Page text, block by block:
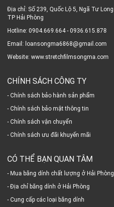
Địa chỉ: Số 239, Quốc Lộ 5, Ngã Tư
TP Hải Phòng
Hotline: 0904.669.664 - 0936.615.878
Email: loansongma6868@gmail.com
Website: www.stretchfilmsongma.com
CHÍNH SÁCH CÔNG TY
- Chính sách bảo hành sản phẩm
- Chính sách bảo mật thông tin
- Chính sách vận chuyển
- Chính sách ưu đãi khuyến mãi
CÓ THỂ BẠN QUAN TÂM
- Mua băng dính chất lượng ở Hải Phòng
- Địa chỉ băng dính ở Hải Phòng
- Cung cấp các loại băng dính